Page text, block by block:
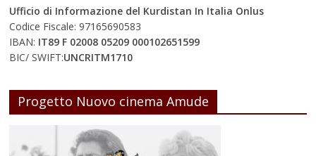
Ufficio di Informazione del Kurdistan In Italia Onlus
Codice Fiscale: 97165690583
IBAN: IT89 F 02008 05209 000102651599
BIC/ SWIFT:UNCRITM1710
Progetto Nuovo cinema Amude